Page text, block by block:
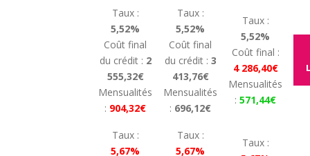
Taux :
5,52%
Coût final
du crédit : 2
555,32€
Mensualités
: 904,32€
Taux :
5,52%
Coût final
du crédit : 3
413,76€
Mensualités
: 696,12€
Taux :
5,52%
Coût final :
4 286,40€
Mensualités
: 571,44€
Taux :
5,67%
Taux :
5,67%
Taux :